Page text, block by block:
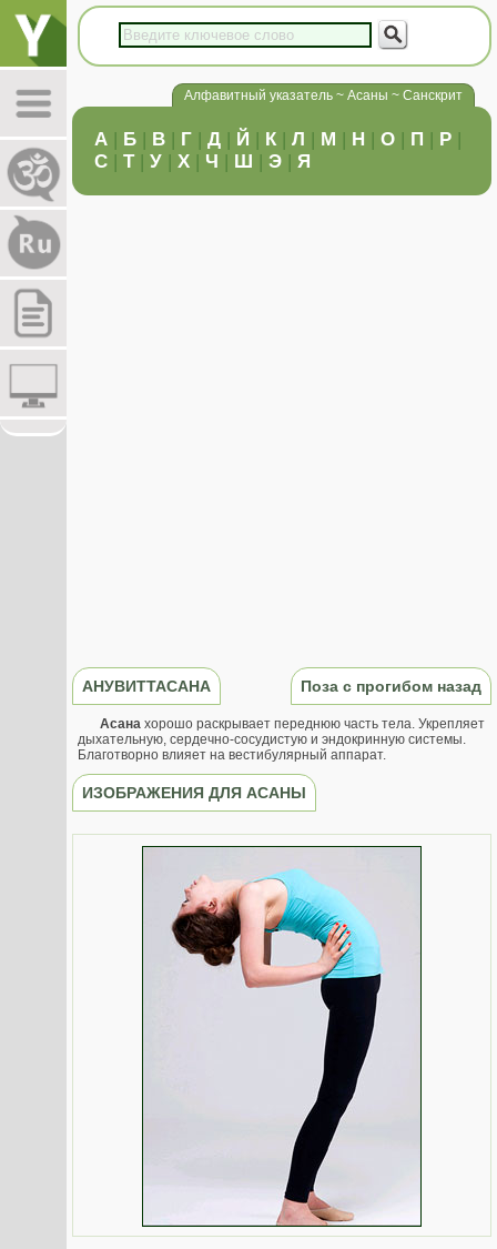
Алфавитный указатель ~ Асаны ~ Санскрит
А | Б | В | Г | Д | Й | К | Л | М | Н | О | П | Р |
С | Т| У | Х | Ч | Ш | Э | Я
АНУВИТТАСАНА Поза с прогибом назад
Асана хорошо раскрывает переднюю часть тела. Укрепляет
дыхательную, сердечно-сосудистую и эндокринную системы.
Благотворно влияет на вестибулярный аппарат.
ИЗОБРАЖЕНИЯ ДЛЯ АСАНЫ